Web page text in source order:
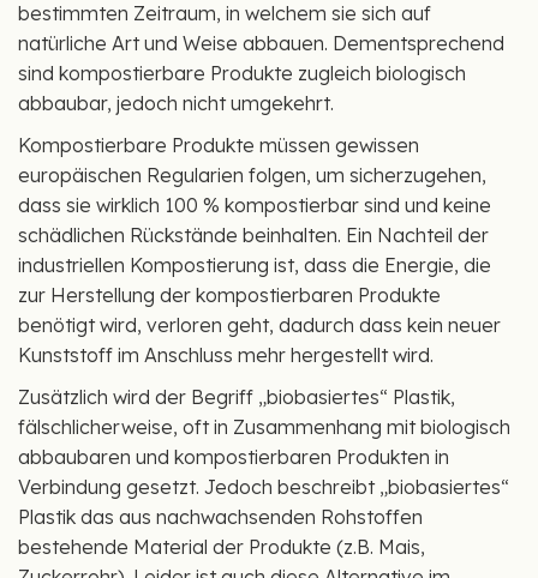
bestimmten Zeitraum, in welchem sie sich auf
natürliche Art und Weise abbauen. Dementsprechend
sind kompostierbare Produkte zugleich biologisch
abbaubar, jedoch nicht umgekehrt.
Kompostierbare Produkte müssen gewissen
europäischen Regularien folgen, um sicherzugehen,
dass sie wirklich 100 % kompostierbar sind und keine
schädlichen Rückstände beinhalten. Ein Nachteil der
industriellen Kompostierung ist, dass die Energie, die
zur Herstellung der kompostierbaren Produkte
benötigt wird, verloren geht, dadurch dass kein neuer
Kunststoff im Anschluss mehr hergestellt wird.
Zusätzlich wird der Begriff „biobasiertes“ Plastik,
fälschlicherweise, oft in Zusammenhang mit biologisch
abbaubaren und kompostierbaren Produkten in
Verbindung gesetzt. Jedoch beschreibt „biobasiertes“
Plastik das aus nachwachsenden Rohstoffen
bestehende Material der Produkte (z.B. Mais,